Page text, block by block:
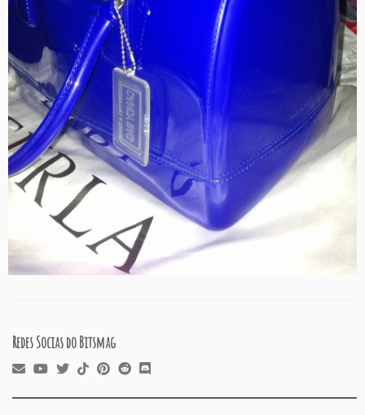
Redes Socias do Bitsmag